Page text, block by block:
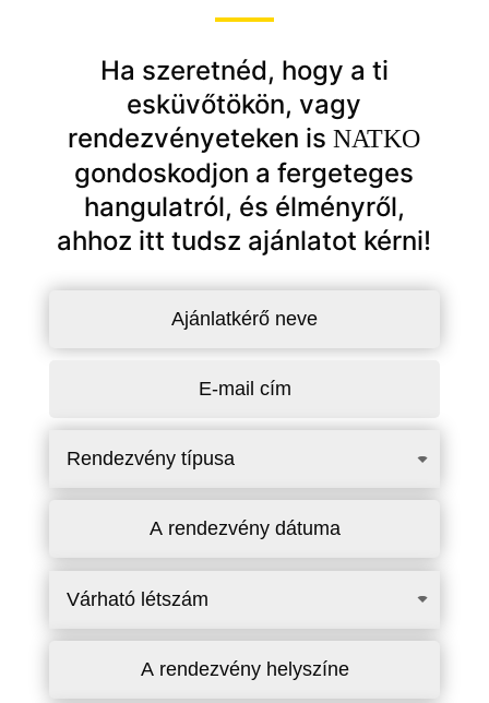
Ha szeretnéd, hogy a ti
esküvőtökön, vagy
rendezvényeteken isNATKO
gondoskodjon a fergeteges
hangulatról, és élményről,
ahhoz itt tudsz ajánlatot kérni!